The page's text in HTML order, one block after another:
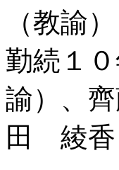
（教諭）
勤続１
諭）、
田 綾香